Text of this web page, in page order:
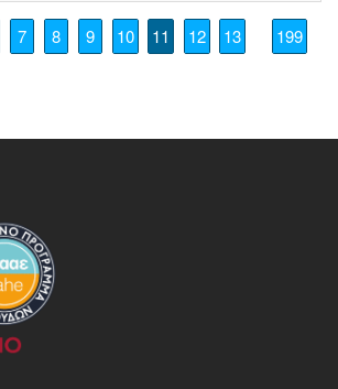
7 8 9 10 11 12 13
199